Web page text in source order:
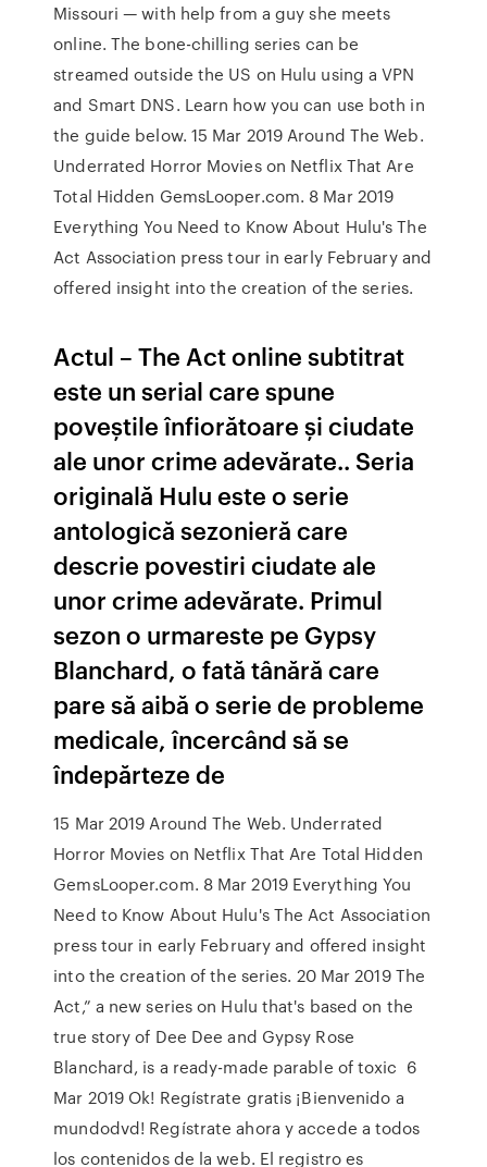
Missouri — with help from a guy she meets
online. The bone-chilling series can be
streamed outside the US on Hulu using a VPN
and Smart DNS. Learn how you can use both in
the guide below. 15 Mar 2019 Around The Web.
Underrated Horror Movies on Netflix That Are
Total Hidden GemsLooper.com. 8 Mar 2019
Everything You Need to Know About Hulu's The
Act Association press tour in early February and
offered insight into the creation of the series.
Actul – The Act online subtitrat
este un serial care spune
poveștile înfiorătoare și ciudate
ale unor crime adevărate.. Seria
originală Hulu este o serie
antologică sezonieră care
descrie povestiri ciudate ale
unor crime adevărate. Primul
sezon o urmareste pe Gypsy
Blanchard, o fată tânără care
pare să aibă o serie de probleme
medicale, încercând să se
îndepărteze de
15 Mar 2019 Around The Web. Underrated
Horror Movies on Netflix That Are Total Hidden
GemsLooper.com. 8 Mar 2019 Everything You
Need to Know About Hulu's The Act Association
press tour in early February and offered insight
into the creation of the series. 20 Mar 2019 The
Act,” a new series on Hulu that's based on the
true story of Dee Dee and Gypsy Rose
Blanchard, is a ready-made parable of toxic 6
Mar 2019 Ok! Regístrate gratis ¡Bienvenido a
mundodvd! Regístrate ahora y accede a todos
los contenidos de la web. El registro es